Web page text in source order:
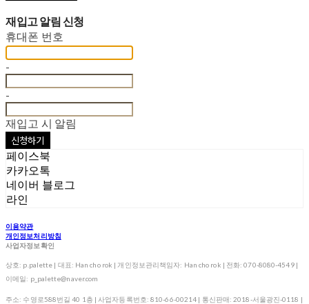
재입고 알림 신청
휴대폰 번호
-
-
재입고 시 알림
신청하기
페이스북
카카오톡
네이버 블로그
라인
이용약관
개인정보처리방침
사업자정보확인
상호: p.palette | 대표: Han cho rok | 개인정보관리책임자: Han cho rok | 전화: 070-8080-4549 |
이메일: p_palette@naver.com
주소: 수영로588번길 40 1층 | 사업자등록번호: 810-66-00214 | 통신판매:2018-서울광진-0118 |